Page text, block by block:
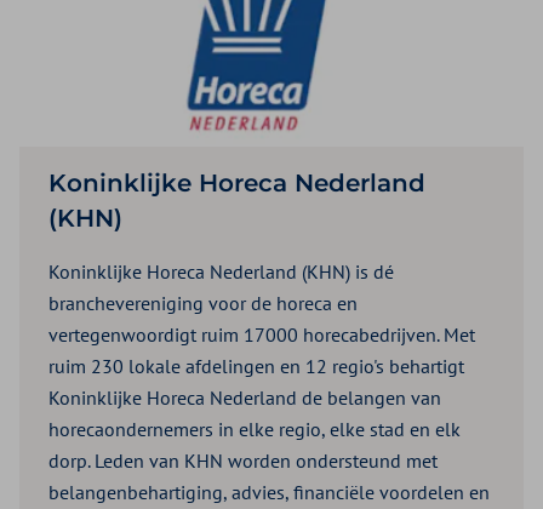
Koninklijke Horeca Nederland
(KHN)
Koninklijke Horeca Nederland (KHN) is dé
branchevereniging voor de horeca en
vertegenwoordigt ruim 17000 horecabedrijven. Met
ruim 230 lokale afdelingen en 12 regio's behartigt
Koninklijke Horeca Nederland de belangen van
horecaondernemers in elke regio, elke stad en elk
dorp. Leden van KHN worden ondersteund met
belangenbehartiging, advies, financiële voordelen en